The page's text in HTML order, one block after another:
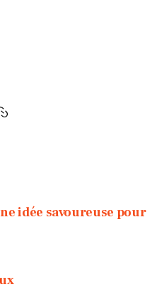
idée savoureuse pour